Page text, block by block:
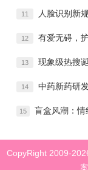
11 人脸识别新
12 有爱无碍，
13 现象级热搜
14 中药新药研
15 盲盒风潮：情
CopyRight 2009-